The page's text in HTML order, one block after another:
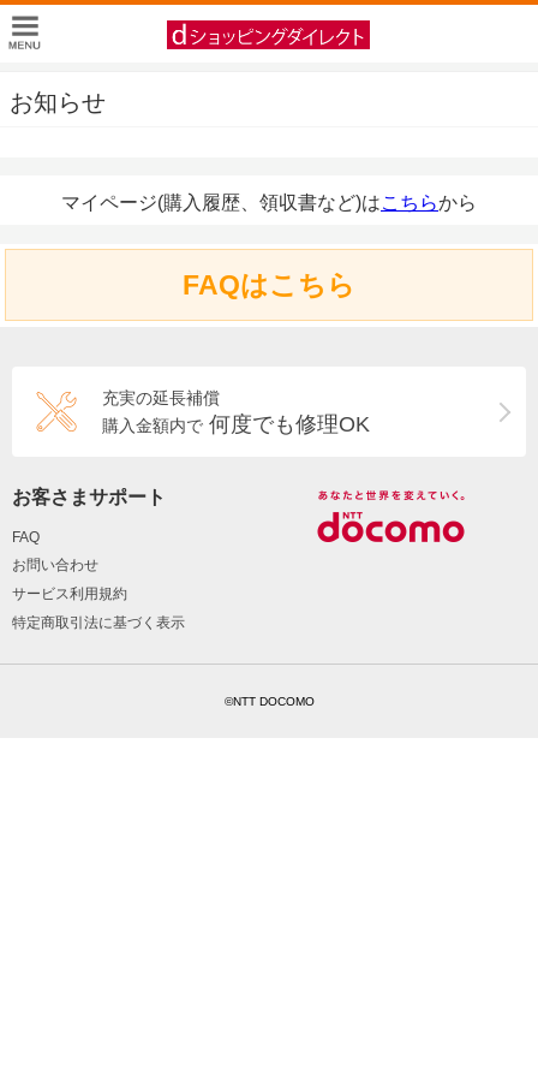
お知らせ
マイページ(購入履歴、領収書など)はこちらから
FAQはこちら
充実の延長補償
購入金額内で 何度でも修理OK
お客さまサポート
FAQ
お問い合わせ
サービス利用規約
特定商取引法に基づく表示
©NTT DOCOMO